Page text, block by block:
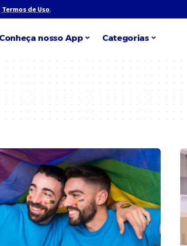
Termos de Uso.
Conheça nosso App Categorias